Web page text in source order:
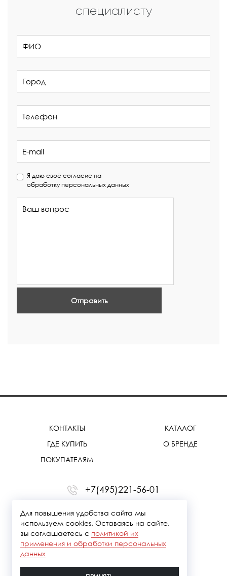
специалисту
Я даю своё согласие на
обработку персональных данных
Отправить
КОНТАКТЫ
ГДЕ КУПИТЬ
ПОКУПАТЕЛЯМ
КАТАЛОГ
О БРЕНДЕ
+7(495)221-56-01
office@treemmerussia.ru
Для повышения удобства сайта мы
используем cookies. Оставаясь на сайте,
вы соглашаетесь с политикой их
применения и обработки персональных
данных